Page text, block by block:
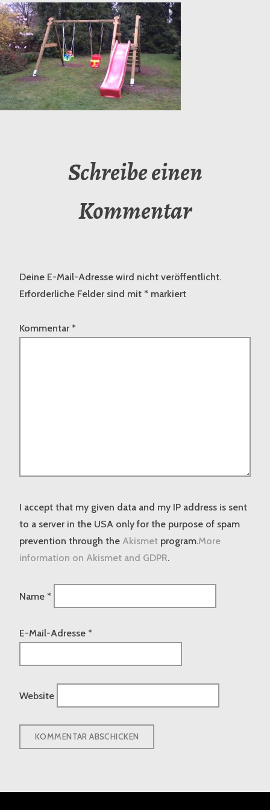
Schreibe einen
Kommentar
Deine E-Mail-Adresse wird nicht veröffentlicht.
Erforderliche Felder sind mit * markiert
Kommentar *
I accept that my given data and my IP address is sent
to a server in the USA only for the purpose of spam
prevention through the Akismet program.More
information on Akismet and GDPR.
Name *
E-Mail-Adresse *
Website